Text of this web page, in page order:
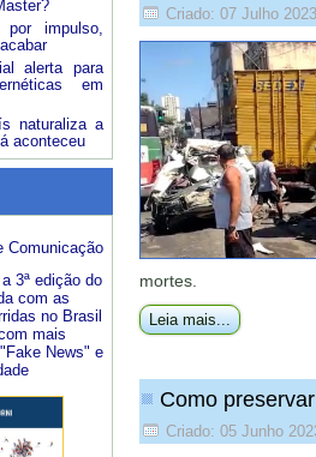
por impulso,
alerta para
em
naturaliza a
aconteceu
Comunicação
3ª edição do
com as
no Brasil
mais
News" e
Criado: 07 Julho 2023
mortes.
Leia mais...
Como
Criado: 05 Junho